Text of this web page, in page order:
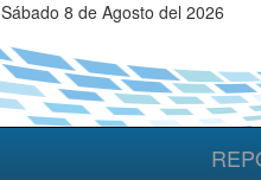
Sábado 8 de Agosto del 2026